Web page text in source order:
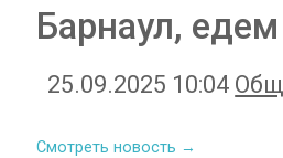
Барнаул,
25.09.2025 10:04
Смотреть новость →